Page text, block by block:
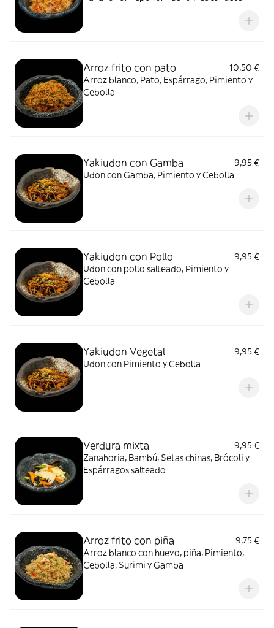
Arroz frito con pato
10,50 €
Arroz blanco, Pato, Espárrago, Pimiento y
Cebolla
Yakiudon con Gamba
9,95 €
Udon con Gamba, Pimiento y Cebolla
Yakiudon con Pollo
9,95 €
Udon con pollo salteado, Pimiento y
Cebolla
Yakiudon Vegetal
9,95 €
Udon con Pimiento y Cebolla
Verdura mixta
9,95 €
Zanahoria, Bambú, Setas chinas, Brócoli y
Espárragos salteado
Arroz frito con piña
9,75 €
Arroz blanco con huevo, piña, Pimiento,
Cebolla, Surimi y Gamba